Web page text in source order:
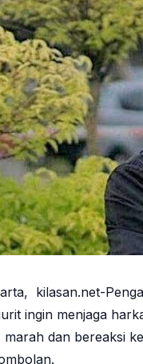
kilasan.net-
ingin menjaga
marah dan bereaksi